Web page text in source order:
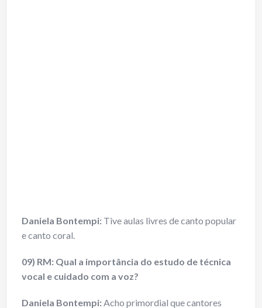
Daniela Bontempi: Tive aulas livres de canto popular
e canto coral.
09) RM: Qual a importância do estudo de técnica
vocal e cuidado com a voz?
Daniela Bontempi:Acho primordial que cantores